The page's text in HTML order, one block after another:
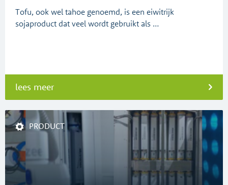
Tofu, ook wel tahoe genoemd, is een eiwitrijk
sojaproduct dat veel wordt gebruikt als …
lees meer
PRODUCT